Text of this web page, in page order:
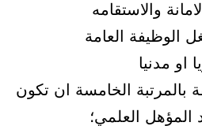
والاستقامه
الوظيفة العامة
او مدنيا
الخامسة ان تكون
المؤهل العلمي؛